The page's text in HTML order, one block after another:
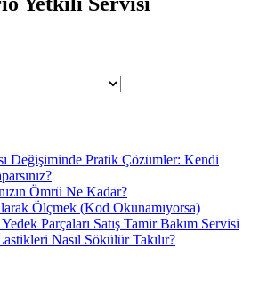
Değişiminde Pratik Çözümler: Kendi
Ömrü Ne Kadar?
Ölçmek (Kod Okunamıyorsa)
Parçaları Satış Tamir Bakım Servisi
Nasıl Sökülür Takılır?